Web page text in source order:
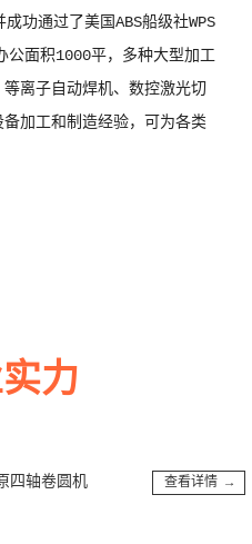
功通过了美国ABS船级社WPS
公面积1000平，多种大型加工
离子自动焊机、数控激光切
加工和制造经验，可为各类
力
查看详情 →
轴卷圆机